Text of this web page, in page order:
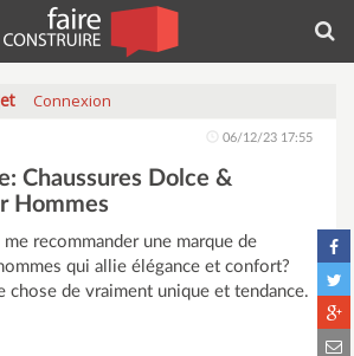
Connexion
06/12/23 17:55
Chaussures Dolce &
Hommes
recommander une marque de
qui allie élégance et confort?
chose de vraiment unique et tendance.